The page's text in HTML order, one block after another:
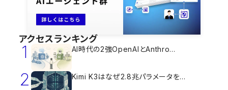
アクセスランキング
1 AI時代の2強OpenAIとAnthro...
2 Kimi K3はなぜ2.8兆パラメータを...